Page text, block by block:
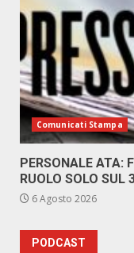
Comunicati Stampa
PERSONALE ATA:
RUOLO SOLO SUL
6 Agosto 2026
PODCAST